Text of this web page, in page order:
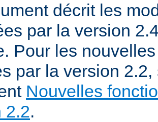
décrit les
par la version
Pour les
par la version 2.2,
Nouvelles
2.2.